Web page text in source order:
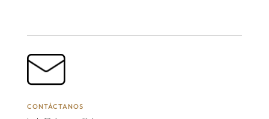
CONTÁCTANOS